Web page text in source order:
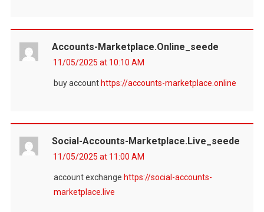
Accounts-Marketplace.online_seede
11/05/2025 at 10:10 AM
buy account https://accounts-marketplace.online
Social-Accounts-Marketplace.live_seede
11/05/2025 at 11:00 AM
account exchange https://social-accounts-
marketplace.live